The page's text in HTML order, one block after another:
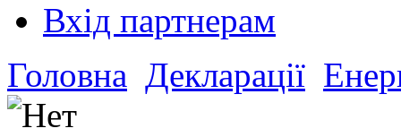
Вхід партнерам
Головна Декларації